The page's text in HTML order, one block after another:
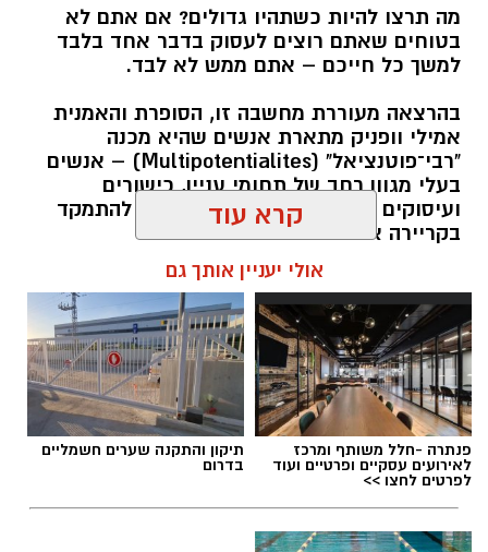
מה תרצו להיות כשתהיו גדולים? אם אתם לא
בטוחים שאתם רוצים לעסוק בדבר אחד בלבד
למשך כל חייכם – אתם ממש לא לבד.
בהרצאה מעוררת מחשבה זו, הסופרת והאמנית
אמילי וופניק מתארת אנשים שהיא מכנה
"רבי־פוטנציאל" (Multipotentialites) – אנשים
בעלי מגוון רחב של תחומי עניין, כישורים
ועיסוקים שונים לאורך חייהם, במקום להתמקד
בקריירה אחת בלבד.
האם גם אתם כאלה?
אלדה נתנאל / 09:20 07.08.26
קרא עוד
אולי יעניין אותך גם
פנתרה -חלל משותף ומרכז
לאירועים עסקיים ופרטיים ועוד
לפרטים לחצו >>
תיקון והתקנה שערים חשמליים
בדרום